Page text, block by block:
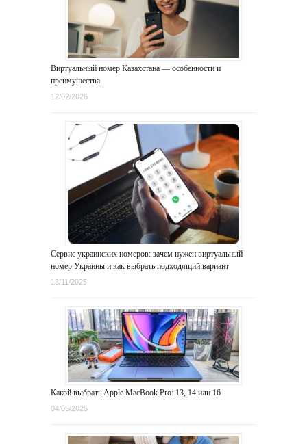
Виртуальный номер Казахстана — особенности и
преимущества
12/02/2026
Сервис украинских номеров: зачем нужен виртуальный
номер Украины и как выбрать подходящий вариант
18/11/2025
Какой выбрать Apple MacBook Pro: 13, 14 или 16
04/05/2025